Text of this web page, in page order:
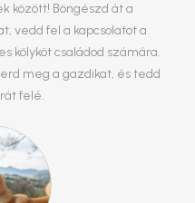
között! Böngészd át a
vedd fel a kapcsolatot a
kölyköt családod számára.
meg a gazdikat, és tedd
felé.